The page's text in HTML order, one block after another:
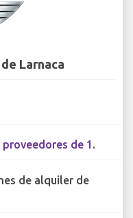
Larnaca
proveedores de 1 .
de alquiler de